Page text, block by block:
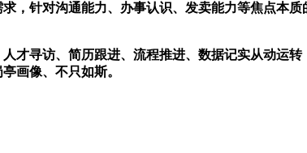
，针对沟通能力、办事认识、发卖能力等焦点本
寻访、简历跟进、流程推进、数据记实从动运转
画像、不只如斯。